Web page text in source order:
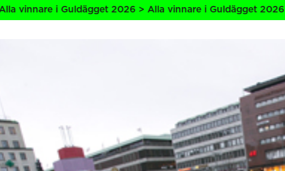
2026 > Alla vinnare i Guldägget 2026 > Alla